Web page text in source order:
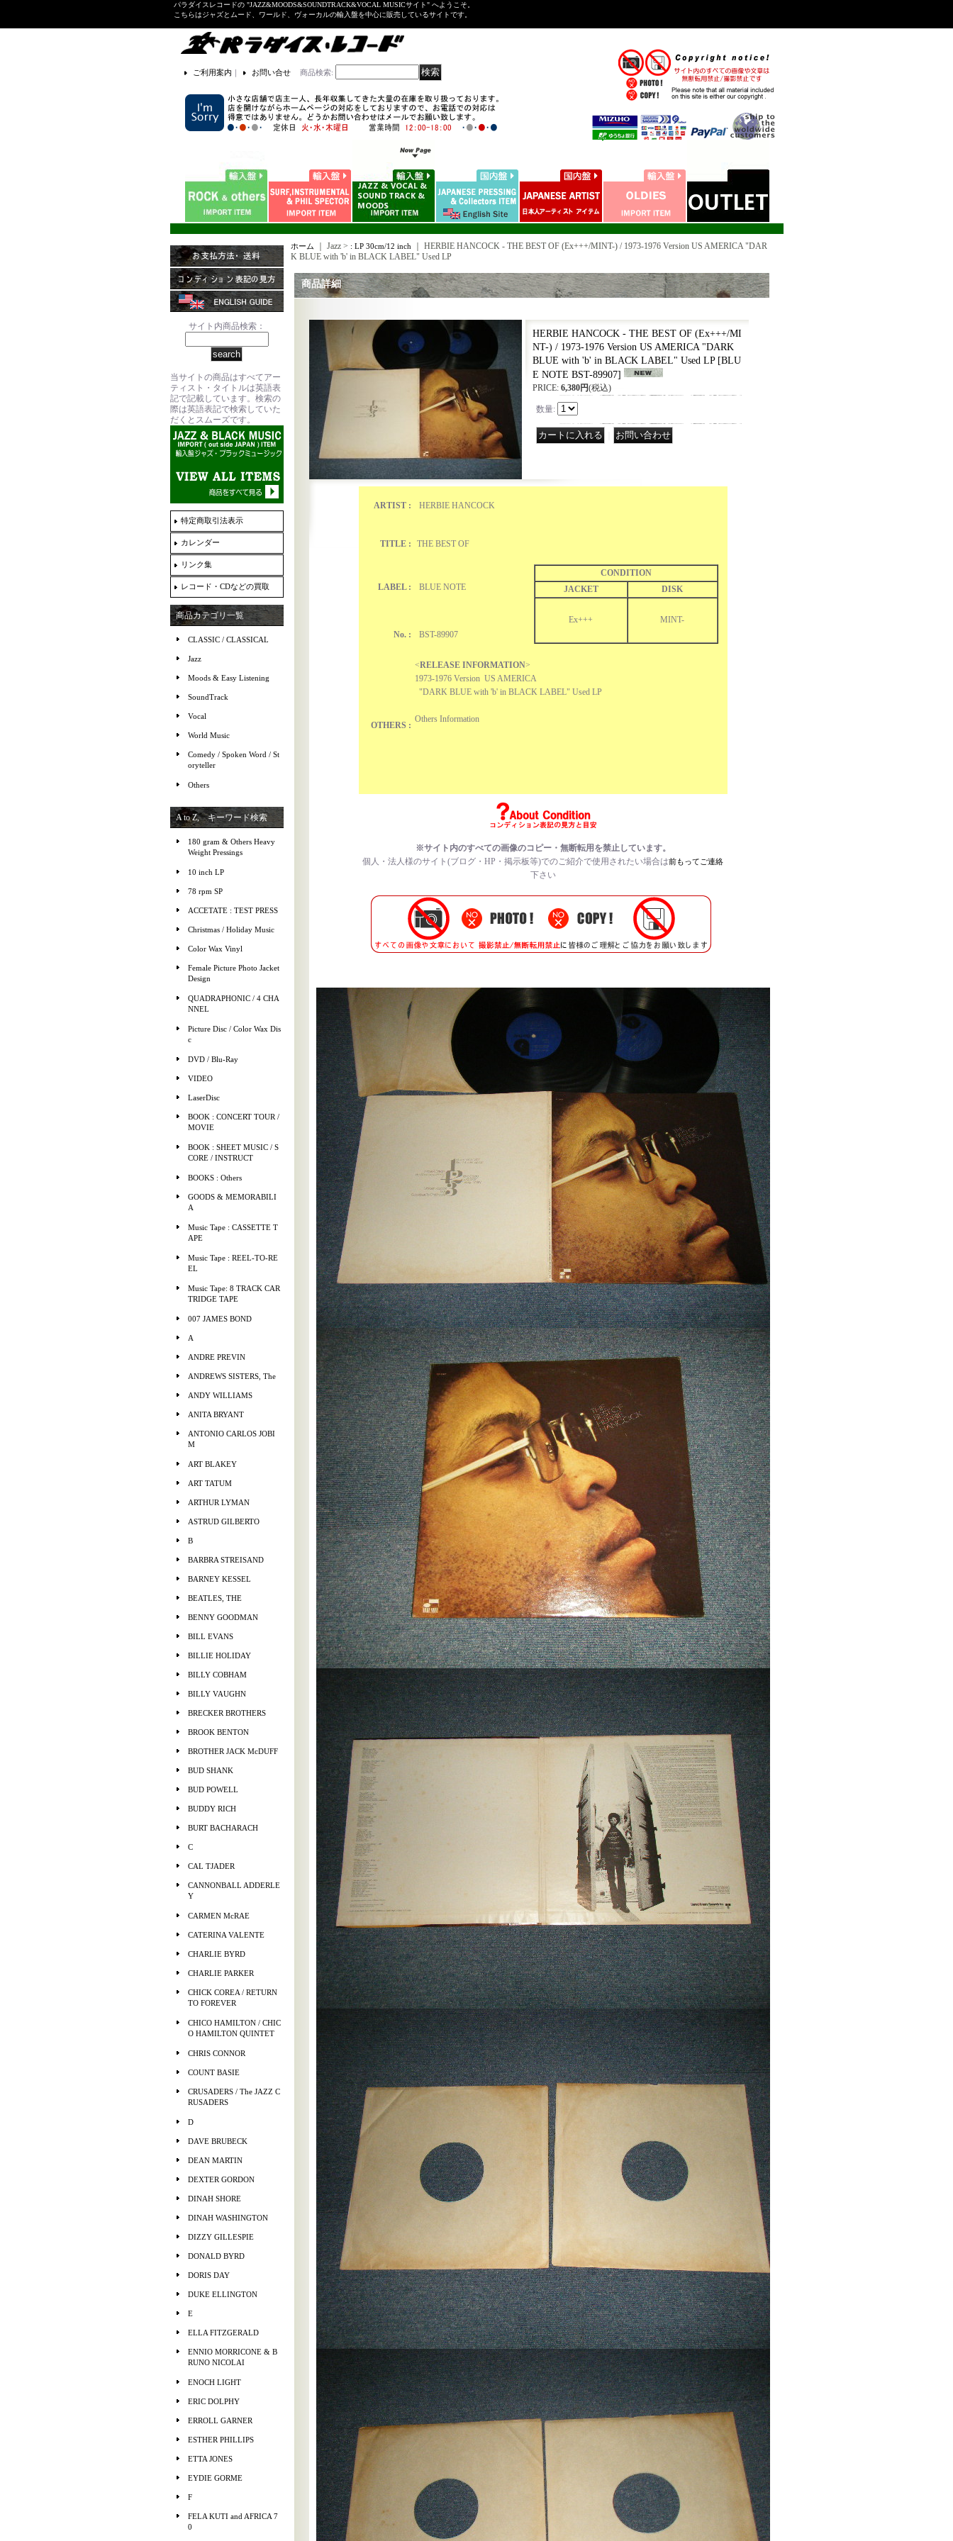
パラダイスレコードの "JAZZ&MOODS&SOUNDTRACK&VOCAL MUSICサイト" へようこそ。
こちらはジャズとムード、ワールド、ヴォーカルの輸入盤を中心に販売しているサイトです。
ご利用案内 ｜ お問い合せ 商品検索:
サイト内商品検索：
当サイトの商品はすべてアー
ティスト・タイトルは英語表
記で記載しています。検索の
際は英語表記で検索していた
だくとスムーズです。
特定商取引法表示
カレンダー
リンク集
レコード・CDなどの買取
商品カテゴリ一覧
CLASSIC / CLASSICAL
Jazz
Moods & Easy Listening
SoundTrack
Vocal
World Music
Comedy / Spoken Word / St
oryteller
Others
A to Z, キーワード検索
180 gram & Others Heavy
Weight Pressings
10 inch LP
78 rpm SP
ACCETATE : TEST PRESS
Christmas / Holiday Music
Color Wax Vinyl
Female Picture Photo Jacket
Design
QUADRAPHONIC / 4 CHA
NNEL
Picture Disc / Color Wax Dis
c
DVD / Blu-Ray
VIDEO
LaserDisc
BOOK : CONCERT TOUR /
MOVIE
BOOK : SHEET MUSIC / S
CORE / INSTRUCT
BOOKS : Others
GOODS & MEMORABILI
A
Music Tape : CASSETTE T
APE
Music Tape : REEL-TO-RE
EL
Music Tape: 8 TRACK CAR
TRIDGE TAPE
007 JAMES BOND
A
ANDRE PREVIN
ANDREWS SISTERS, The
ANDY WILLIAMS
ANITA BRYANT
ANTONIO CARLOS JOBI
M
ART BLAKEY
ART TATUM
ARTHUR LYMAN
ASTRUD GILBERTO
B
BARBRA STREISAND
BARNEY KESSEL
BEATLES, THE
BENNY GOODMAN
BILL EVANS
BILLIE HOLIDAY
BILLY COBHAM
BILLY VAUGHN
BRECKER BROTHERS
BROOK BENTON
BROTHER JACK McDUFF
BUD SHANK
BUD POWELL
BUDDY RICH
BURT BACHARACH
C
CAL TJADER
CANNONBALL ADDERLE
Y
CARMEN McRAE
CATERINA VALENTE
CHARLIE BYRD
CHARLIE PARKER
CHICK COREA / RETURN
TO FOREVER
CHICO HAMILTON / CHIC
O HAMILTON QUINTET
CHRIS CONNOR
COUNT BASIE
CRUSADERS / The JAZZ C
RUSADERS
D
DAVE BRUBECK
DEAN MARTIN
DEXTER GORDON
DINAH SHORE
DINAH WASHINGTON
DIZZY GILLESPIE
DONALD BYRD
DORIS DAY
DUKE ELLINGTON
E
ELLA FITZGERALD
ENNIO MORRICONE & B
RUNO NICOLAI
ENOCH LIGHT
ERIC DOLPHY
ERROLL GARNER
ESTHER PHILLIPS
ETTA JONES
EYDIE GORME
F
FELA KUTI and AFRICA 7
0
ホーム ｜ Jazz > : LP 30cm/12 inch｜ HERBIE HANCOCK - THE BEST OF (Ex+++/MINT-) / 1973-1976 Version US AMERICA "DAR
K BLUE with 'b' in BLACK LABEL" Used LP
商品詳細
HERBIE HANCOCK - THE BEST OF (Ex+++/MI
NT-) / 1973-1976 Version US AMERICA "DARK
BLUE with 'b' in BLACK LABEL" Used LP [BLU
E NOTE BST-89907]
PRICE: 6,380円(税込)
数量:
ARTIST : HERBIE HANCOCK
TITLE : THE BEST OF
LABEL : BLUE NOTE
CONDITION
JACKET
DISK
Ex+++
MINT-
No. :
BST-89907
OTHERS :
<RELEASE INFORMATION>
1973-1976 Version US AMERICA
"DARK BLUE with 'b' in BLACK LABEL" Used LP
Others Information
※サイト内のすべての画像のコピー・無断転用を禁止しています。
個人・法人様のサイト(ブログ・HP・掲示板等)でのご紹介で使用されたい場合は前もってご連絡
下さい